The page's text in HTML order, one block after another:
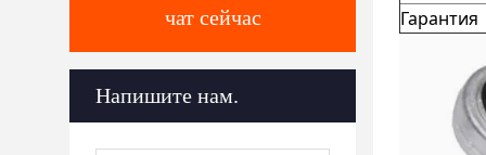
чат сейчас
Напишите нам.
Гарантия